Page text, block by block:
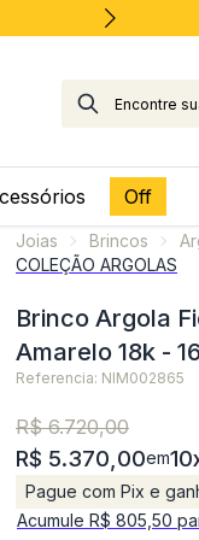
Off
Joias Brincos
COLEÇÃO ARGOLAS
Brinco Argola
Amarelo 18k -
Referencia: NIM002865
R$ 6.720,00
R$ 5.370,00em
Pague com Pix e
Acumule R$ 805,50